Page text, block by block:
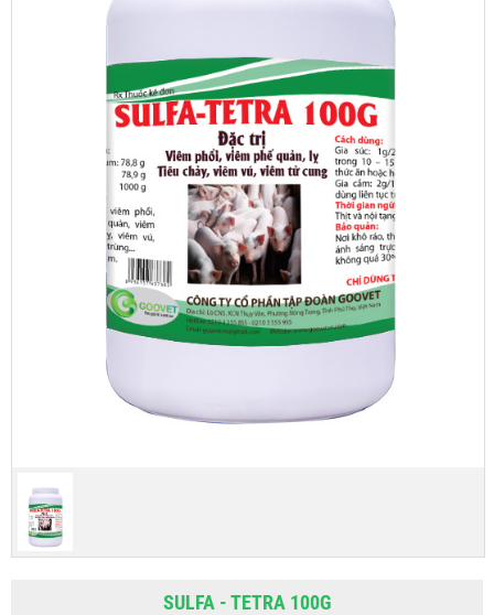
SULFA - TETRA 100G